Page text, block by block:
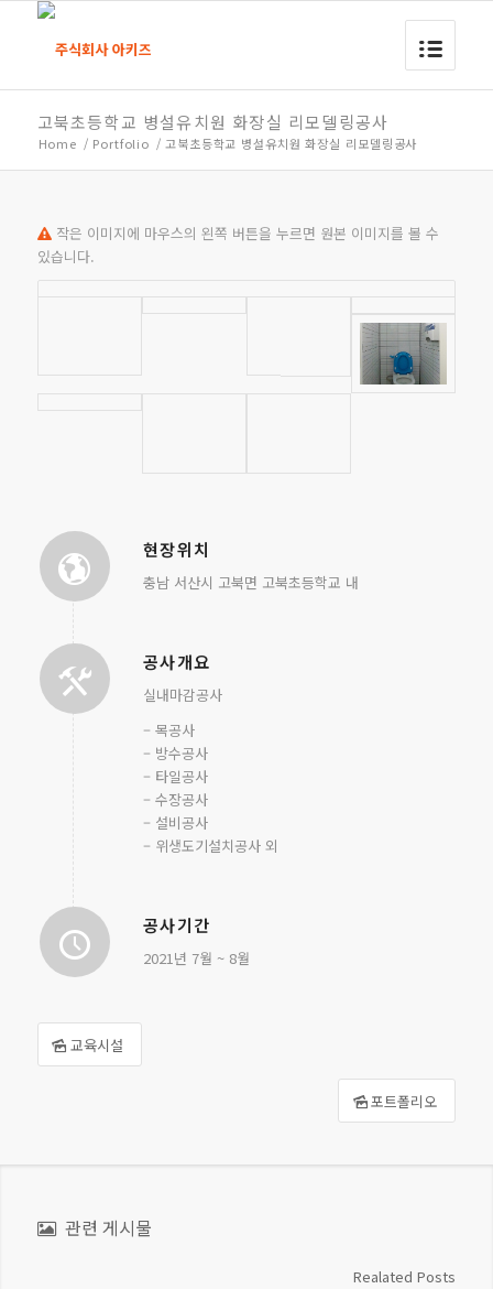
고북초등학교 병설유치원 화장실 리모델링공사
Home / Portfolio / 고북초등학교 병설유치원 화장실 리모델링공사
작은 이미지에 마우스의 왼쪽 버튼을 누르면 원본 이미지를 볼 수
있습니다.
현장위치
충남 서산시 고북면 고북초등학교 내
공사개요
실내마감공사
– 목공사
– 방수공사
– 타일공사
– 수장공사
– 설비공사
– 위생도기설치공사 외
공사기간
2021년 7월 ~ 8월
교육시설
포트폴리오
관련 게시물
Realated Posts